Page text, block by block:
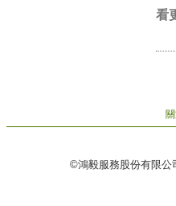
看
©鴻毅服務股份有限